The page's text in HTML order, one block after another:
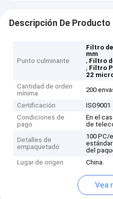
Descripción De Producto
Punto culminante
Filtro
mm
, Filtro
, Filtro
22
Cantidad de orden
mínima
200
Certificación
ISO9001
Condiciones de
pago
En el
de
Detalles de
empaquetado
100 PC/
del
Lugar de origen
China.
Vea